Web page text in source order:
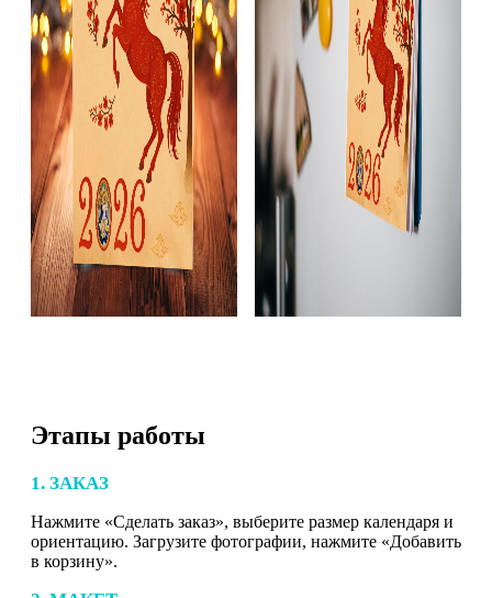
Этапы работы
1. ЗАКАЗ
Нажмите «Сделать заказ», выберите размер календаря и
ориентацию. Загрузите фотографии, нажмите «Добавить
в корзину».